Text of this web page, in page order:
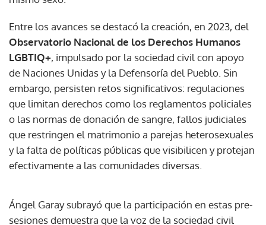
Entre los avances se destacó la creación, en 2023, del
Observatorio Nacional de los Derechos Humanos
LGBTIQ+, impulsado por la sociedad civil con apoyo
de Naciones Unidas y la Defensoría del Pueblo. Sin
embargo, persisten retos significativos: regulaciones
que limitan derechos como los reglamentos policiales
o las normas de donación de sangre, fallos judiciales
que restringen el matrimonio a parejas heterosexuales
y la falta de políticas públicas que visibilicen y protejan
efectivamente a las comunidades diversas.
Ángel Garay subrayó que la participación en estas pre-
sesiones demuestra que la voz de la sociedad civil